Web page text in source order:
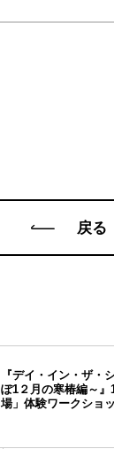
戻る
『デイ・イン・ザ・
ぽ1２月の寒椿編～』
場」体験ワークショ